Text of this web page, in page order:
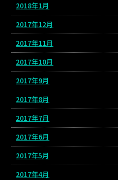
2018年1月
2017年12月
2017年11月
2017年10月
2017年9月
2017年8月
2017年7月
2017年6月
2017年5月
2017年4月